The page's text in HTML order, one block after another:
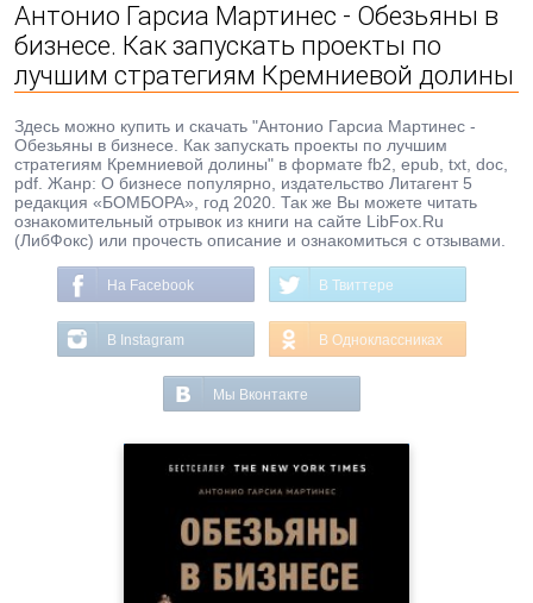
Антонио Гарсиа Мартинес - Обезьяны в
бизнесе. Как запускать проекты по
лучшим стратегиям Кремниевой долины
Здесь можно купить и скачать "Антонио Гарсиа Мартинес -
Обезьяны в бизнесе. Как запускать проекты по лучшим
стратегиям Кремниевой долины" в формате fb2, epub, txt, doc,
pdf. Жанр: О бизнесе популярно, издательство Литагент 5
редакция «БОМБОРА», год 2020. Так же Вы можете читать
ознакомительный отрывок из книги на сайте LibFox.Ru
(ЛибФокс) или прочесть описание и ознакомиться с отзывами.
На Facebook В Твиттере
В Instagram В Одноклассниках
Мы Вконтакте